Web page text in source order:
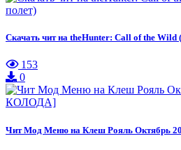
Скачать чит на theHunter: Call of the Wild
153
0
Чит Мод Меню на Клеш Рояль